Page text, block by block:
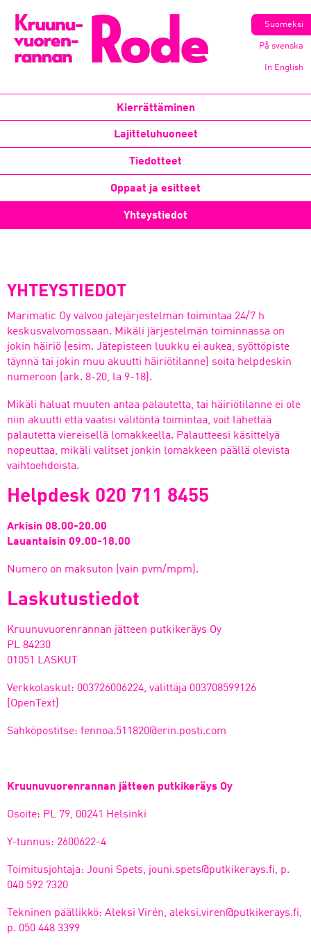
Suomeksi
På svenska
In English
Kierrättäminen
Lajitteluhuoneet
Tiedotteet
Oppaat ja esitteet
Yhteystiedot
YHTEYSTIEDOT
Marimatic Oy valvoo jätejärjestelmän toimintaa 24/7 h
keskusvalvomossaan. Mikäli järjestelmän toiminnassa on
jokin häiriö (esim. Jätepisteen luukku ei aukea, syöttöpiste
täynnä tai jokin muu akuutti häiriötilanne) soita helpdeskin
numeroon (ark. 8-20, la 9-18).
Mikäli haluat muuten antaa palautetta, tai häiriötilanne ei ole
niin akuutti että vaatisi välitöntä toimintaa, voit lähettää
palautetta viereisellä lomakkeella. Palautteesi käsittelyä
nopeuttaa, mikäli valitset jonkin lomakkeen päällä olevista
vaihtoehdoista.
Helpdesk 020 711 8455
Arkisin 08.00-20.00
Lauantaisin 09.00-18.00
Numero on maksuton (vain pvm/mpm).
Laskutustiedot
Kruunuvuorenrannan jätteen putkikeräys Oy
PL 84230
01051 LASKUT
Verkkolaskut: 003726006224, välittäjä 003708599126
(OpenText)
Sähköpostitse: fennoa.511820@erin.posti.com
Kruunuvuorenrannan jätteen putkikeräys Oy
Osoite: PL 79, 00241 Helsinki
Y-tunnus: 2600622-4
Toimitusjohtaja: Jouni Spets, jouni.spets@putkikerays.fi, p.
040 592 7320
Tekninen päällikkö: Aleksi Virén, aleksi.viren@putkikerays.fi,
p. 050 448 3399